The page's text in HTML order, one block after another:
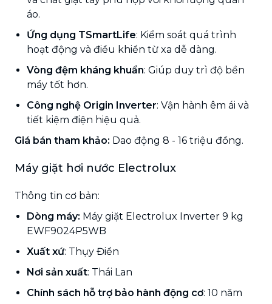
áo.
Ứng dụng TSmartLife: Kiểm soát quá trình
hoạt động và điều khiển từ xa dễ dàng.
Vòng đệm kháng khuẩn: Giúp duy trì độ bền
máy tốt hơn.
Công nghệ Origin Inverter: Vận hành êm ái và
tiết kiệm điện hiệu quả.
Giá bán tham khảo: Dao động 8 - 16 triệu đồng.
Máy giặt hơi nước Electrolux
Thông tin cơ bản:
Dòng máy: Máy giặt Electrolux Inverter 9 kg
EWF9024P5WB
Xuất xứ: Thụy Điển
Nơi sản xuất: Thái Lan
Chính sách hỗ trợ bảo hành động cơ: 10 năm